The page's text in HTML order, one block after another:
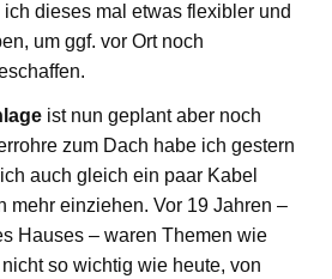
dieses mal etwas flexibler und
um ggf. vor Ort noch
ist nun geplant aber noch
zum Dach habe ich gestern
auch gleich ein paar Kabel
mehr einziehen. Vor 19 Jahren –
Hauses – waren Themen wie
so wichtig wie heute, von